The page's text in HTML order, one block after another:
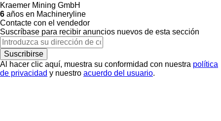
Kraemer Mining GmbH
6 años en Machineryline
Contacte con el vendedor
Suscríbase para recibir anuncios nuevos de esta sección
Suscribirse
Al hacer clic aquí, muestra su conformidad con nuestra política
de privacidad y nuestro acuerdo del usuario.